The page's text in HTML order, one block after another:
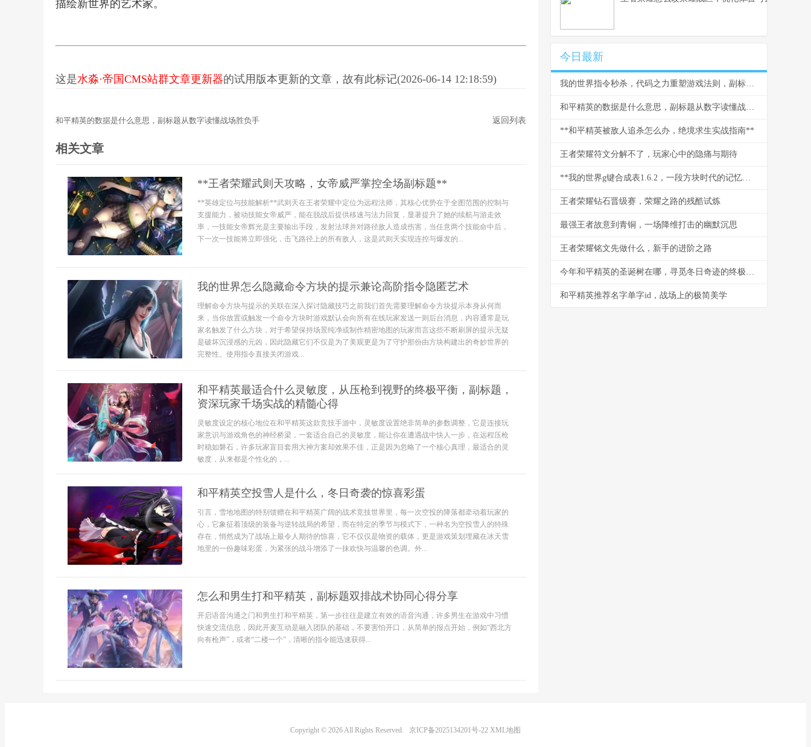
描绘新世界的艺术家。
这是水淼·帝国CMS站群文章更新器的试用版本更新的文章，故有此标记(2026-06-14 12:18:59)
和平精英的数据是什么意思，副标题从数字读懂战场胜负手 返回列表
相关文章
**王者荣耀武则天攻略，女帝威严掌控全场副标题**
**英雄定位与技能解析**武则天在王者荣耀中定位为远程法师，其核心优势在于全图范围的控制与
支援能力，被动技能女帝威严，能在脱战后提供移速与法力回复，显著提升了她的续航与游走效
率，一技能女帝辉光是主要输出手段，发射法球并对路径敌人造成伤害，当任意两个技能命中后，
下一次一技能将立即强化，击飞路径上的所有敌人，这是武则天实现连控与爆发的...
我的世界怎么隐藏命令方块的提示兼论高阶指令隐匿艺术
理解命令方块与提示的关联在深入探讨隐藏技巧之前我们首先需要理解命令方块提示本身从何而
来，当你放置或触发一个命令方块时游戏默认会向所有在线玩家发送一则后台消息，内容通常是玩
家名触发了什么方块，对于希望保持场景纯净或制作精密地图的玩家而言这些不断刷屏的提示无疑
是破坏沉浸感的元凶，因此隐藏它们不仅是为了美观更是为了守护那份由方块构建出的奇妙世界的
完整性。使用指令直接关闭游戏...
和平精英最适合什么灵敏度，从压枪到视野的终极平衡，副标题，
资深玩家千场实战的精髓心得
灵敏度设定的核心地位在和平精英这款竞技手游中，灵敏度设置绝非简单的参数调整，它是连接玩
家意识与游戏角色的神经桥梁，一套适合自己的灵敏度，能让你在遭遇战中快人一步，在远程压枪
时稳如磐石，许多玩家盲目套用大神方案却效果不佳，正是因为忽略了一个核心真理，最适合的灵
敏度，从来都是个性化的，...
和平精英空投雪人是什么，冬日奇袭的惊喜彩蛋
引言，雪地地图的特别馈赠在和平精英广阔的战术竞技世界里，每一次空投的降落都牵动着玩家的
心，它象征着顶级的装备与逆转战局的希望，而在特定的季节与模式下，一种名为空投雪人的特殊
存在，悄然成为了战场上最令人期待的惊喜，它不仅仅是物资的载体，更是游戏策划埋藏在冰天雪
地里的一份趣味彩蛋，为紧张的战斗增添了一抹欢快与温馨的色调。外...
怎么和男生打和平精英，副标题双排战术协同心得分享
开启语音沟通之门和男生打和平精英，第一步往往是建立有效的语音沟通，许多男生在游戏中习惯
快速交流信息，因此开麦互动是融入团队的基础，不要害怕开口，从简单的报点开始，例如“西北方
向有枪声”，或者“二楼一个”，清晰的指令能迅速获得...
今日最新
我的世界指令秒杀，代码之力重塑游戏法则，副标题，命令方块的终极艺术
和平精英的数据是什么意思，副标题从数字读懂战场胜负手
**和平精英被敌人追杀怎么办，绝境求生实战指南**
王者荣耀符文分解不了，玩家心中的隐痛与期待
**我的世界g键合成表1.6.2，一段方块时代的记忆烙印**
王者荣耀钻石晋级赛，荣耀之路的残酷试炼
最强王者故意到青铜，一场降维打击的幽默沉思
王者荣耀铭文先做什么，新手的进阶之路
今年和平精英的圣诞树在哪，寻觅冬日奇迹的终极坐标
和平精英推荐名字单字id，战场上的极简美学
Copyright © 2026 All Rights Reserved. 京ICP备2025134201号-22 XML地图